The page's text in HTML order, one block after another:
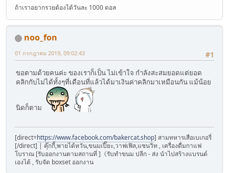
ถ้าเราอยากรวยต้องได้วันละ 1000 ดอล
noo_fon
#1
01 กรกฎาคม 2019, 09:02:43
ขอตามด้วยคนค่ะ ของเราก็เป็น ไม่เข้าใจ กำลังสะสมยอดแต่ยอด
คลิกกับไม่ได้ทั้งๆที่เดือนที่แล้วได้มาเงินค่าคลิกมาเหมือนกัน แม้น้อย
นิดก็ตาม
[direct=https://www.facebook.com/bakercat.shop] สามทหารเสือเบเกอรี่
[/direct] | คุ๊กกี้,พายไต้หวัน,ขนมเปี๊ยะ,วาฟเฟิล,แซนวิท , เครื่องดื่มกาแฟ
โบราณ [รับออกงานตามสถานที่ ]《รับทำขนม ปลีก - ส่ง นำไปสร้างแบรนด์
เองได้ , รับจัด boxset ออกงาน